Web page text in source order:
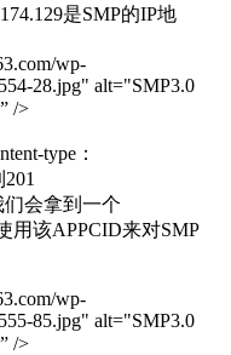
是SMP的IP地
wp-
28.jpg" alt="SMP3.0
/>
type：
们会拿到一个
用该APPCID来对SMP
wp-
85.jpg" alt="SMP3.0
/>